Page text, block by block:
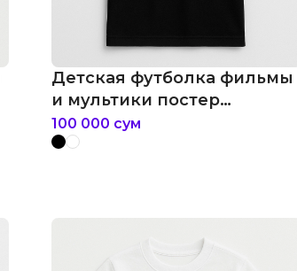
Детская футболка фильмы
и мультики постер
русалочка
100 000 сум